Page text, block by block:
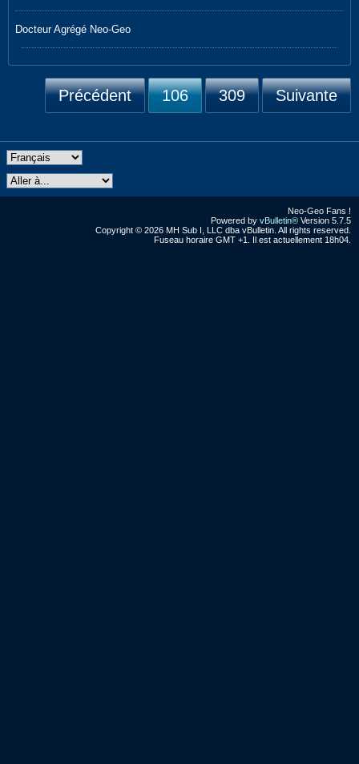
Docteur Agrégé Neo-Geo
Précédent 106 309 Suivante
Neo-Geo Fans !
Powered by vBulletin® Version 5.7.5
Copyright © 2026 MH Sub I, LLC dba vBulletin. All rights reserved.
Fuseau horaire GMT +1. Il est actuellement 18h04.